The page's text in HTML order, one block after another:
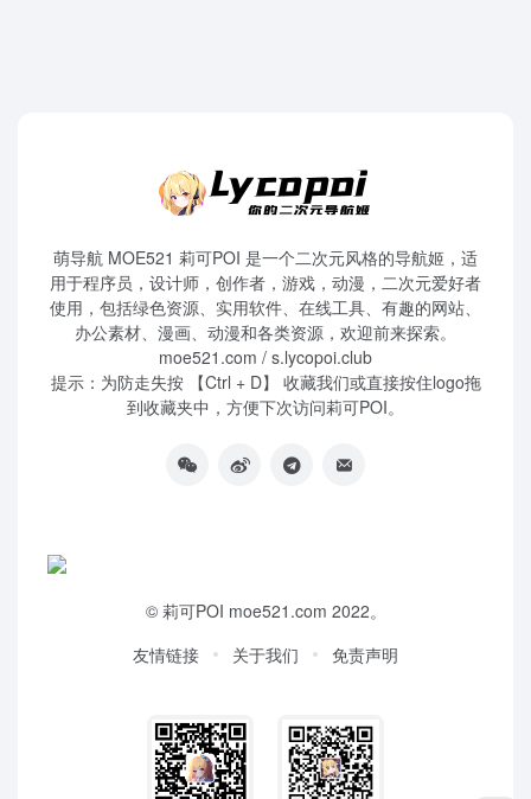
萌导航 MOE521 莉可POI 是一个二次元风格的导航姬，适
用于程序员，设计师，创作者，游戏，动漫，二次元爱好者
使用，包括绿色资源、实用软件、在线工具、有趣的网站、
办公素材、漫画、动漫和各类资源，欢迎前来探索。
moe521.com / s.lycopoi.club
提示：为防走失按 【Ctrl + D】 收藏我们或直接按住logo拖
到收藏夹中，方便下次访问莉可POI。
© 莉可POI moe521.com 2022。
友情链接
关于我们 免责声明